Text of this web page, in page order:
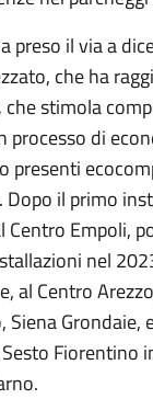
preso il via a
che ha
che stimola
processo di
presenti
Dopo il primo
Centro Empoli,
nel
al Centro
Siena
Fiorentino